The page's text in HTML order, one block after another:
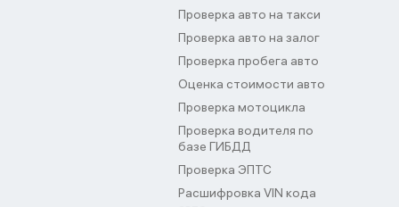
Проверка авто на такси
Проверка авто на залог
Проверка пробега авто
Оценка стоимости авто
Проверка мотоцикла
Проверка водителя по
базе ГИБДД
Проверка ЭПТС
Расшифровка VIN кода